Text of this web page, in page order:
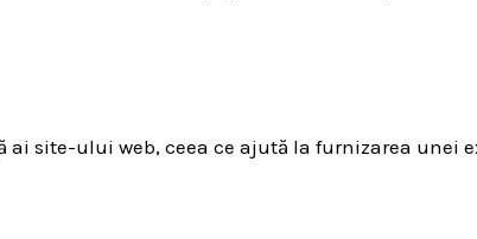
site-ului web, ceea ce ajută la furnizarea unei